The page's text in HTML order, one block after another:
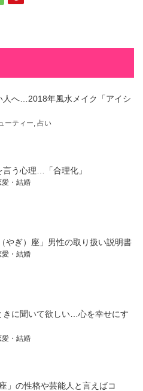
人へ…2018年風水メイク「アイシ
ーティー, 占い
言う心理…「合理化」
愛・結婚
やぎ）座」男性の取り扱い説明書
愛・結婚
きに聞いて欲しい…心を幸せにす
愛・結婚
」の性格や芸能人と言えばコ